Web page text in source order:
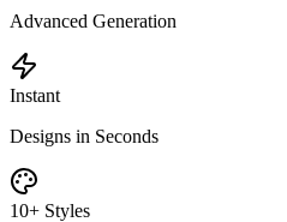
Advanced Generation
Instant
Designs in Seconds
10+ Styles